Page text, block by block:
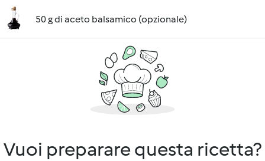
50 g di aceto balsamico (opzionale)
Vuoi preparare questa ricetta?